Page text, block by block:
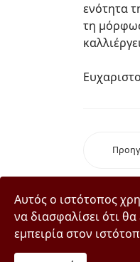
ενότητα
τη
Αυτός ο ιστότοπος
να διασφαλίσει ότι
εμπειρία στον